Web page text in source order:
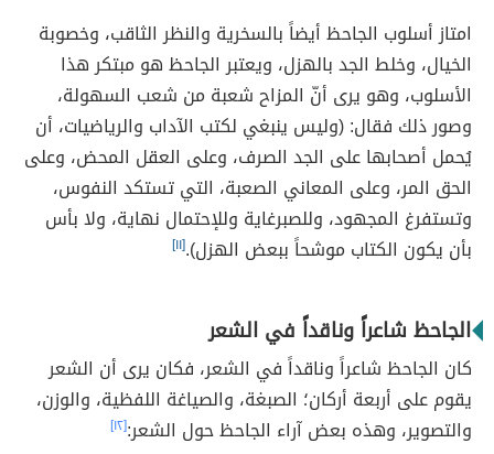
امتاز أسلوب الجاحظ أيضاً بالسخرية والنظر الثاقب، وخصوبة
الخيال، وخلط الجد بالهزل، ويعتبر الجاحظ هو مبتكر هذا
الأسلوب، وهو يرى أنّ المزاح شعبة من شعب السهولة،
وصور ذلك فقال: (وليس ينبغي لكتب الآداب والرياضيات، أن
يُحمل أصحابها على الجد الصرف، وعلى العقل المحض، وعلى
الحق المر، وعلى المعاني الصعبة، التي تستكد النفوس،
وتستفرغ المجهود، وللصبرغاية وللإحتمال نهاية، ولا بأس
بأن يكون الكتاب موشحاً ببعض الهزل).[١١]
الجاحظ شاعراً وناقداً في الشعر
كان الجاحظ شاعراً وناقداً في الشعر، فكان يرى أن الشعر
يقوم على أربعة أركان؛ الصبغة، والصياغة اللفظية، والوزن،
والتصوير، وهذه بعض آراء الجاحظ حول الشعر:[١٢]